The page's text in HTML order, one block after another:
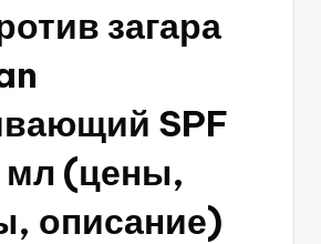
загара
SPF
(цены,
описание)